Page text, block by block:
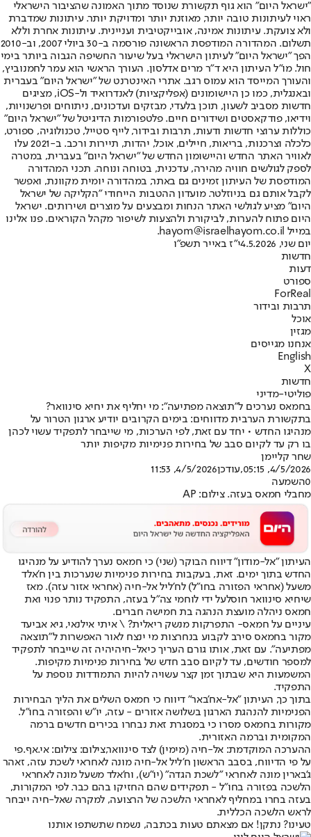
"ישראל היום" הוא גוף תקשורת שנוסד מתוך האמונה שהציבור הישראלי
ראוי לעיתונות טובה יותר, מאוזנת יותר ומדויקת יותר. עיתונות שמדברת
ולא צועקת. עיתונות אמינה, אובייקטיבית ועניינית. עיתונות אחרת וללא
תשלום. המהדורה המודפסת הראשונה פורסמה ב-30 ביולי 2007, וב-2010
הפך "ישראל היום" לעיתון הישראלי בעל שיעור החשיפה הגבוה ביותר בימי
חול. מו"ל העיתון היא ד"ר מרים אדלסון. העורך הראשי הוא עמר לחמנוביץ,
והעורך המייסד הוא עמוס רגב. אתרי האינטרנט של "ישראל היום" בעברית
ובאנגלית, כמו כן היישומונים (אפליקציות) לאנדרואיד ול-iOS, מציגים
חדשות מסביב לשעון, תוכן בלעדי, מבזקים ועדכונים, ניתוחים ופרשנויות,
וידיאו, פודקאסטים ושידורים חיים. פלטפורמות הדיגיטל של "ישראל היום"
כוללות ערוצי חדשות ודעות, תרבות ובידור, לייף סטייל, טכנולוגיה, ספורט,
כלכלה וצרכנות, בריאות, חיילים, אוכל, יהדות, תיירות ורכב. ב-2021 עלו
לאוויר האתר החדש והיישומון החדש של "ישראל היום" בעברית, במטרה
לספק לגולשים חוויה מהירה, עדכנית, בטוחה ונוחה. תכני המהדורה
המודפסת של העיתון זמינים גם באתר, במהדורה יומית מקוונת, ואפשר
לקבל אותם גם בניוזלטר. מועדון ההטבות הייחודי "הקליקה של ישראל
היום" מציע לגולשי האתר הנחות ומבצעים על מוצרים ושירותים. ישראל
היום פתוח להערות, לביקורת ולהצעות לשיפור מקהל הקוראים. פנו אלינו
במייל hayom@israelhayom.co.il.
יום שני, 4.5.2026
י"ז באייר תשפ"ו
חדשות
דעות
ספורט
ForReal
תרבות ובידור
אוכל
מגזין
אנחנו מגייסים
English
X
חדשות
פוליטי-מדיני
בחמאס נערכים ל"תוצאה מפתיעה": מי יחליף את יחיא סינוואר?
בתקשורת הערבית מדווחים: בימים הקרובים יודיע ארגון הטרור על
מנהיגו החדש • יחד עם זאת, לפי הערכות, מי שייבחר לתפקיד עשוי לכהן
בו רק עד לקיום סבב של בחירות פנימיות מקיפות יותר
שחר קליימן
4/5/2026, 05:15
,עודכן4/5/2026, 11:53
0השמעה
מחבלי חמאס בעזה. צילום: AP
העיתון "אל-מודון" דיווח הבוקר (שני) כי חמאס נערך להודיע על מנהיגו
החדש בתוך ימים. זאת, בעקבות בחירות פנימיות שנערכות בין ח'אלד
משעל (אחראי הפזורה בחו"ל) לח'ליל אל-חיה (אחראי אזור עזה). מאז
שיחיא סינוואר חוסלעל ידי לוחמי צה"ל בעזה, התפקיד נותר פנוי ואת
חמאס ניהלה מועצת הנהגה בת חמישה חברים.
עיניים על חמאס- התפרקות מנשק ריאלית? \ איתי אילנאי, גיא אביעד
מקור בחמאס סירב לקבוע בנחרצות מי ינצח לאור האפשרות ל"תוצאה
מפתיעה". עם זאת, אותו גורם העריך כיאל-חיהיהיה זה שייבחר לתפקיד
למספר חודשים, עד לקיום סבב חדש של בחירות פנימיות מקיפות.
המשמעות היא שבתוך זמן קצר עשויה להיות התמודדות נוספת על
התפקיד.
בתוך כך, העיתון "אל-אח'באר" דיווח כי חמאס השלים את הליך הבחירות
הפנימיות להנהגת הארגון בשלושה אזורים - עזה, יו"ש והפזורה בחו"ל.
מקורות בחמאס מסרו כי במסגרת זאת נבחרו בכירים חדשים ברמה
המקומית וברמה האזורית.
ההערכה המוקדמת: אל-חיה (מימין) לצד סינוואר,צילום: צילום: אי.אף.פי
על פי הדיווח, בסבב הראשון ח'ליל אל-חיה מונה לאחראי לשכת עזה, זאהר
ג'בארין מונה לאחראי "לשכת הגדה" (יו"ש), וח'אלד משעל מונה לאחראי
הלשכה בפזורה בחו"ל - תפקידים שהם החזיקו בהם כבר. לפי המקורות,
בעזה בחרו במחליף לאחראי הלשכה של הרצועה, למקרה שאל-חיה ייבחר
לראש הלשכה הכללית.
טעינו? נתקן! אם מצאתם טעות בכתבה, נשמח שתשתפו אותנו